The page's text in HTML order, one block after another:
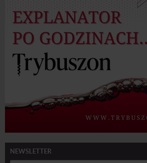
NEWSLETTER